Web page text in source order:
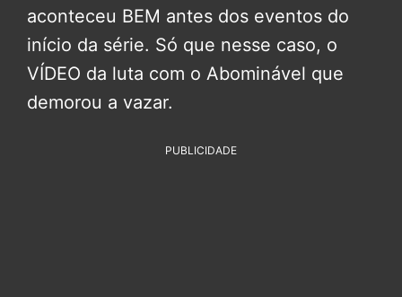
aconteceu BEM antes dos eventos do
início da série. Só que nesse caso, o
VÍDEO da luta com o Abominável que
demorou a vazar.
PUBLICIDADE